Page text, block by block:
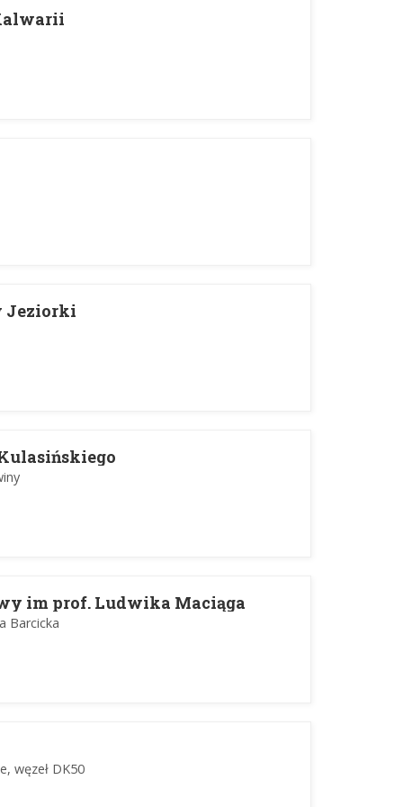
Jeziorki
im prof. Ludwika Maciąga
Barcicka
węzeł DK50